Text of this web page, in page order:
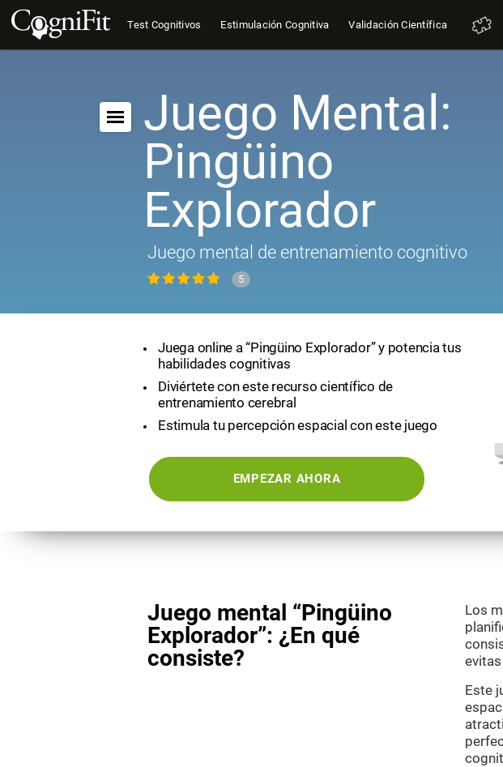
Test Cognitivos Estimulación Cognitiva Validación Científica
Juego Mental:
Pingüino
Explorador
Juego mental de entrenamiento cognitivo
5
Juega online a “Pingüino Explorador” y potencia tus
habilidades cognitivas
Diviértete con este recurso científico de
entrenamiento cerebral
Estimula tu percepción espacial con este juego
EMPEZAR AHORA
Juego mental “Pingüino
Explorador”: ¿En qué
consiste?
Los
Este